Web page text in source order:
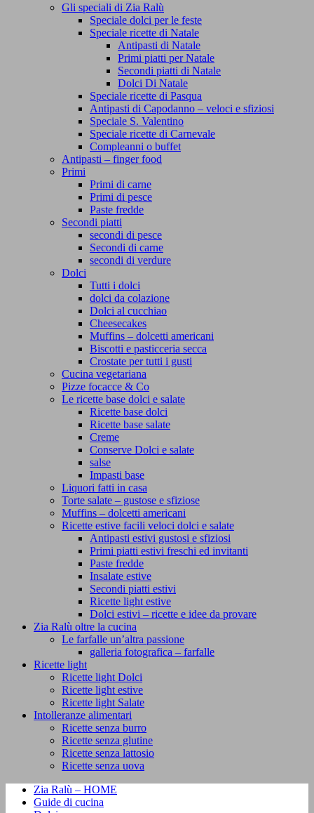
Gli speciali di Zia Ralù
Speciale dolci per le feste
Speciale ricette di Natale
Antipasti di Natale
Primi piatti per Natale
Secondi piatti di Natale
Dolci Di Natale
Speciale ricette di Pasqua
Antipasti di Capodanno – veloci e sfiziosi
Speciale S. Valentino
Speciale ricette di Carnevale
Compleanni o buffet
Antipasti – finger food
Primi
Primi di carne
Primi di pesce
Paste fredde
Secondi piatti
secondi di pesce
Secondi di carne
secondi di verdure
Dolci
Tutti i dolci
dolci da colazione
Dolci al cucchiao
Cheesecakes
Muffins – dolcetti americani
Biscotti e pasticceria secca
Crostate per tutti i gusti
Cucina vegetariana
Pizze focacce & Co
Le ricette base dolci e salate
Ricette base dolci
Ricette base salate
Creme
Conserve Dolci e salate
salse
Impasti base
Liquori fatti in casa
Torte salate – gustose e sfiziose
Muffins – dolcetti americani
Ricette estive facili veloci dolci e salate
Antipasti estivi gustosi e sfiziosi
Primi piatti estivi freschi ed invitanti
Paste fredde
Insalate estive
Secondi piatti estivi
Ricette light estive
Dolci estivi – ricette e idee da provare
Zia Ralù oltre la cucina
Le farfalle un’altra passione
galleria fotografica – farfalle
Ricette light
Ricette light Dolci
Ricette light estive
Ricette light Salate
Intolleranze alimentari
Ricette senza burro
Ricette senza glutine
Ricette senza lattosio
Ricette senza uova
Zia Ralù – HOME
Guide di cucina